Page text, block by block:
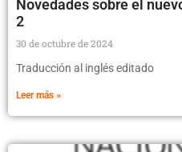
Novedades sobre el
2
30 de octubre de 2024
Traducción al inglés editado
Leer más »